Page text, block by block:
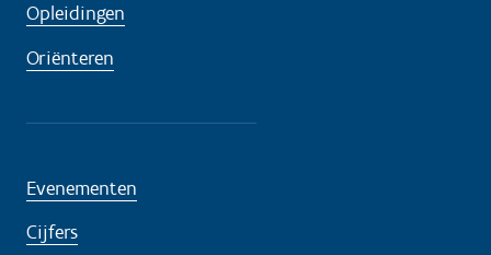
Opleidingen
Oriënteren
Evenementen
Cijfers